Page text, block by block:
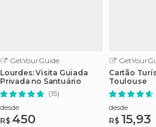
GetYourGuide
Lourdes: Visita Guiada
Privada no Santuário
(15)
desde
R$ 450
Cartão
Toulouse
desde
R$ 15,93